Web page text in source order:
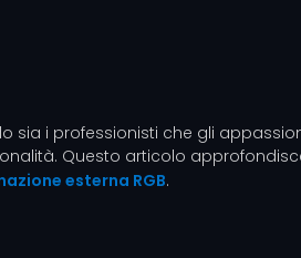
sia i professionisti che gli
Questo articolo
esterna RGB.